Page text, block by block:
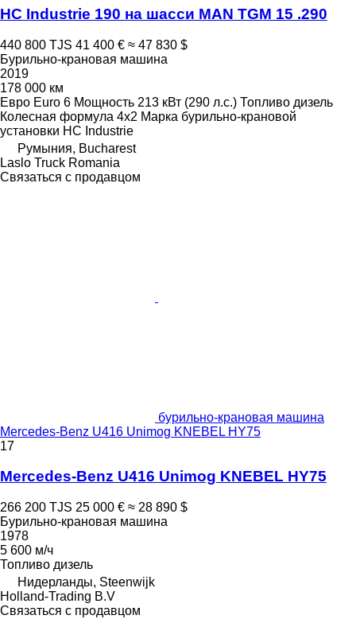
HC Industrie 190 на шасси MAN TGM 15 .290
440 800 TJS 41 400 € ≈ 47 830 $
Бурильно-крановая машина
2019
178 000 км
Евро Euro 6 Мощность 213 кВт (290 л.с.) Топливо дизель
Колесная формула 4x2 Марка бурильно-крановой
установки HC Industrie
Румыния, Bucharest
Laslo Truck Romania
Связаться с продавцом
бурильно-крановая машина
Mercedes-Benz U416 Unimog KNEBEL HY75
17
Mercedes-Benz U416 Unimog KNEBEL HY75
266 200 TJS 25 000 € ≈ 28 890 $
Бурильно-крановая машина
1978
5 600 м/ч
Топливо дизель
Нидерланды, Steenwijk
Holland-Trading B.V
Связаться с продавцом